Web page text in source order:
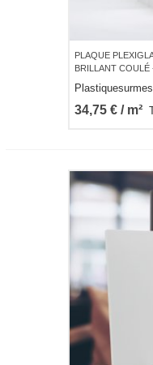
PLAQUE
BRILLANT
34,75 € / m²